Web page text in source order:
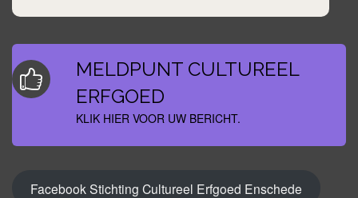
MELDPUNT CULTUREEL
ERFGOED
KLIK HIER VOOR UW BERICHT.
Facebook Stichting Cultureel Erfgoed Enschede